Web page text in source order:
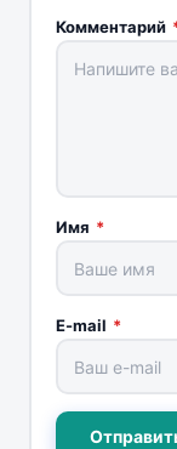
Комментарий
Имя *
E-mail *